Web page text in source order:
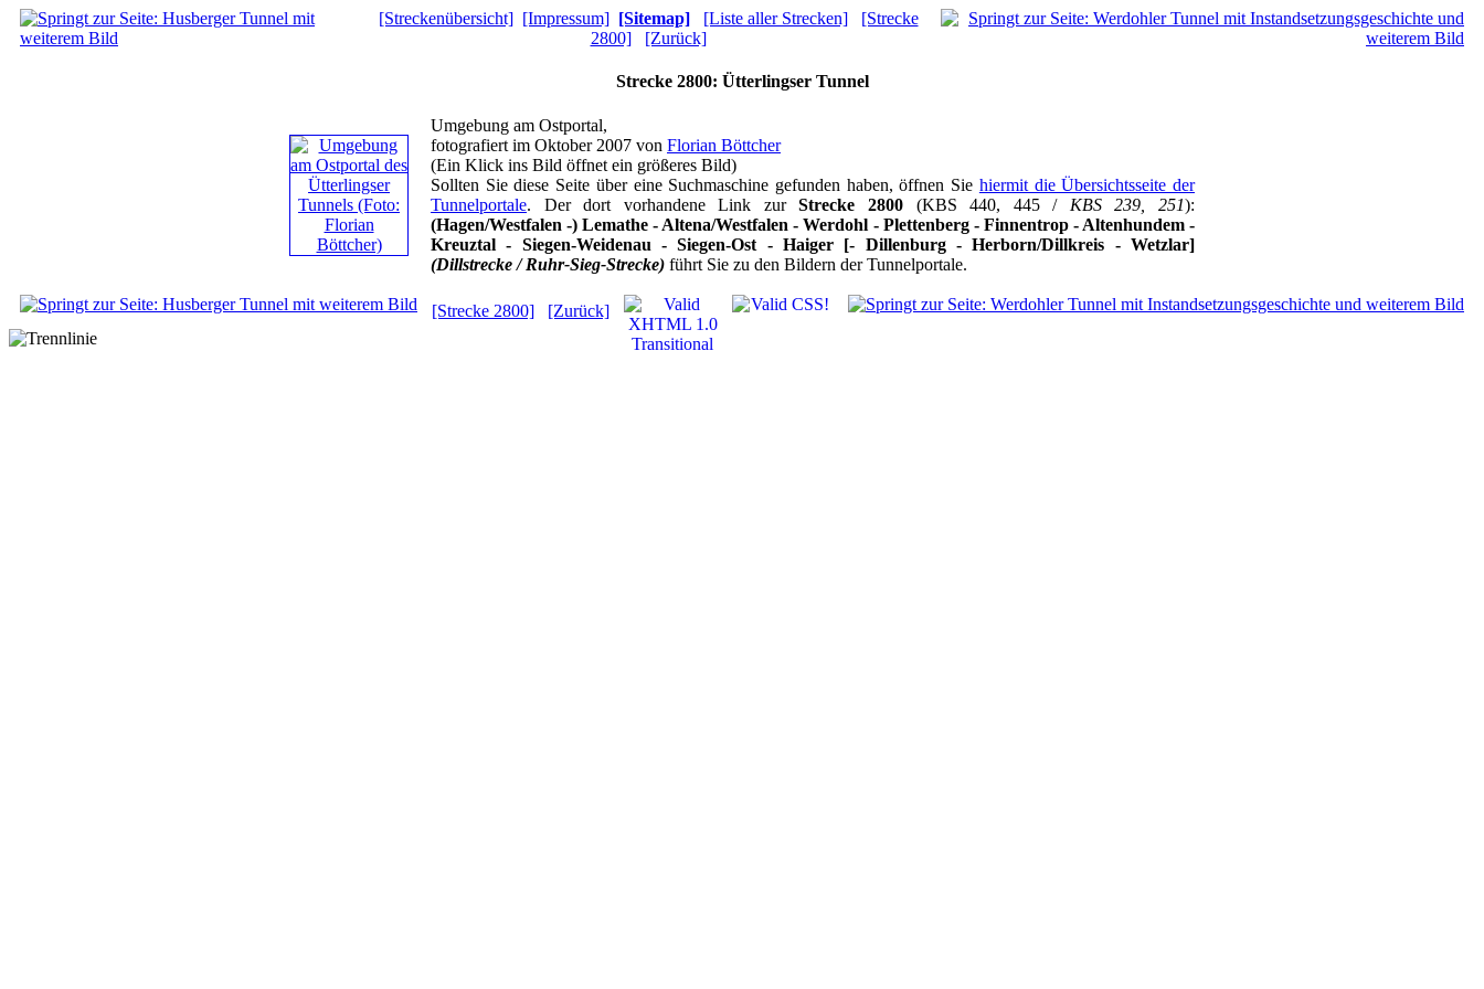
[Streckenübersicht] [Impressum] [Sitemap] [Liste aller Strecken]
[Strecke
2800]
[Zurück]
Strecke 2800: Ütterlingser Tunnel
Umgebung am Ostportal,
fotografiert im Oktober 2007 von Florian Böttcher
(Ein Klick ins Bild öffnet ein größeres Bild)
Sollten Sie diese Seite über eine Suchmaschine gefunden haben, öffnen Sie hiermit die Übersichtsseite der
Tunnelportale. Der dort vorhandene Link zurStrecke 2800 (KBS 440, 445 / KBS 239, 251):
(Hagen/Westfalen -) Lemathe - Altena/Westfalen - Werdohl - Plettenberg - Finnentrop - Altenhundem -
Kreuztal - Siegen-Weidenau - Siegen-Ost - Haiger [- Dillenburg - Herborn/Dillkreis - Wetzlar]
(Dillstrecke / Ruhr-Sieg-Strecke) führt Sie zu den Bildern der Tunnelportale.
[Strecke 2800] [Zurück]